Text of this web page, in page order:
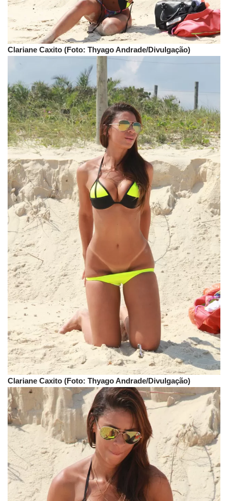
Clariane Caxito (Foto: Thyago Andrade/Divulgação)
Clariane Caxito (Foto: Thyago Andrade/Divulgação)